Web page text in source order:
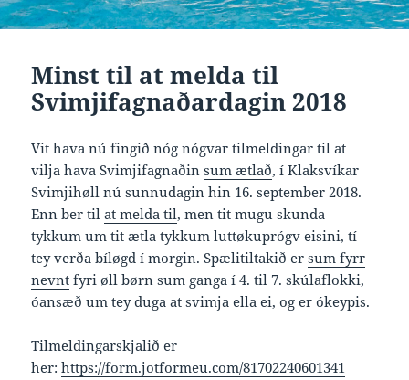
Minst til at melda til
Svimjifagnaðardagin 2018
Vit hava nú fingið nóg nógvar tilmeldingar til at
vilja hava Svimjifagnaðinsum ætlað, í Klaksvíkar
Svimjihøll nú sunnudagin hin 16. september 2018.
Enn ber tilat melda til, men tit mugu skunda
tykkum um tit ætla tykkum luttøkuprógv eisini, tí
tey verða bíløgd í morgin. Spælitiltakið ersum fyrr
nevnt fyri øll børn sum ganga í 4. til 7. skúlaflokki,
óansæð um tey duga at svimja ella ei, og er ókeypis.
Tilmeldingarskjalið er
her:https://form.jotformeu.com/81702240601341